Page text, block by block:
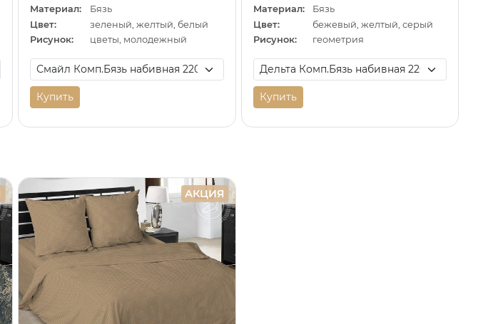
Материал:
Бязь
Цвет:
зеленый, желтый, белый
Рисунок:
цветы, молодежный
Купить
Материал:
Бязь
Цвет:
бежевый, желтый, серый
Рисунок:
геометрия
Купить
АКЦИЯ